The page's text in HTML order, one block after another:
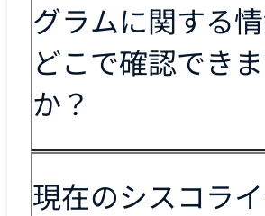
グラムに関する
どこで確認でき
か？
現在のシスコラ